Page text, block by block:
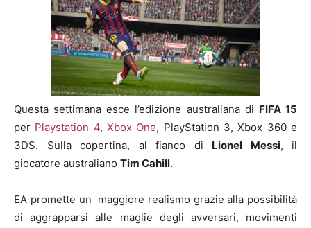
Questa settimana esce l’edizione australiana di FIFA 15
per Playstation 4,Xbox One, PlayStation 3, Xbox 360 e
3DS. Sulla copertina, al fianco di Lionel Messi, il
giocatore australiano Tim Cahill.
EA promette un maggiore realismo grazie alla possibilità
di aggrapparsi alle maglie degli avversari, movimenti